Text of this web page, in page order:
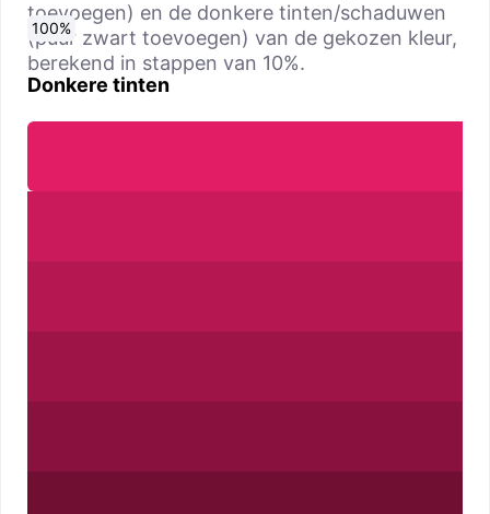
toevoegen) en de donkere tinten/schaduwen
(puur zwart toevoegen) van de gekozen kleur,
berekend in stappen van 10%.
Donkere tinten
0%
10%
20%
30%
40%
50%
60%
70%
80%
90%
100%